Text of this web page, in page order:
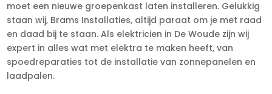
moet een nieuwe groepenkast laten installeren. Gelukkig
staan wij, Brams Installaties, altijd paraat om je met raad
en daad bij te staan. Als elektricien in De Woude zijn wij
expert in alles wat met elektra te maken heeft, van
spoedreparaties tot de installatie van zonnepanelen en
laadpalen.